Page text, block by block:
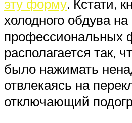
эту форму. Кстати,
холодного обдува на
профессиональных
располагается так,
было нажимать
отвлекаясь на
отключающий